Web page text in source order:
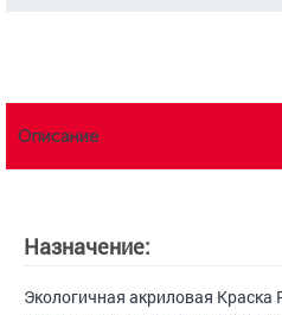
Описание
Назначение:
Экологичная акриловая Краска